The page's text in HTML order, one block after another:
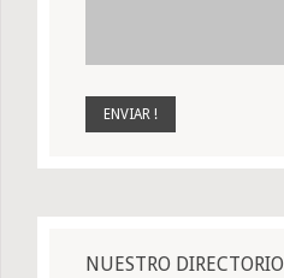
NUESTRO DIRECTORIO